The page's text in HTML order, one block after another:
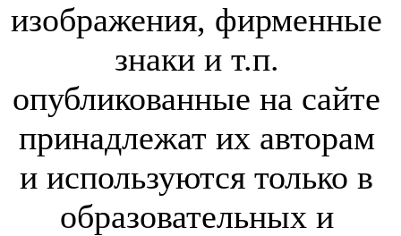
изображения, фирменные
знаки и т.п.
опубликованные на сайте
принадлежат их авторам
и используются только в
образовательных и